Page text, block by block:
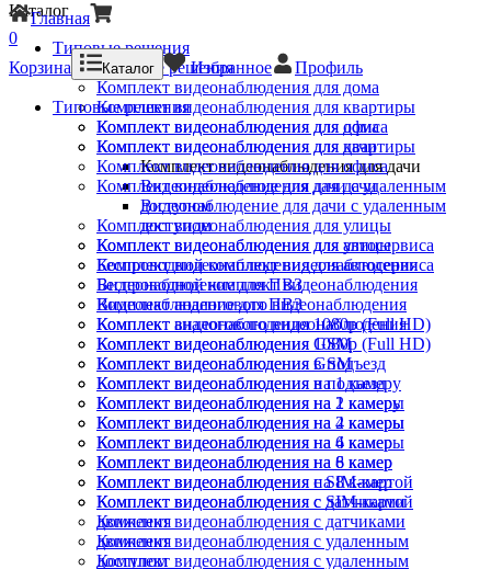
Каталог
Типовые решения
Типовые решения
Комплект видеонаблюдения для дома
Комплект видеонаблюдения для квартиры
Комплект видеонаблюдения для офиса
Комплект видеонаблюдения для дачи
Комплект видеонаблюдения для дачи
Видеонаблюдение для дачи с удаленным
доступом
Комплект видеонаблюдения для улицы
Комплект видеонаблюдения для автосервиса
Беспроводной комплект видеонаблюдения
Видеонаблюдение для ПВЗ
Комплект аналогового видеонаблюдения
Комплект видеонаблюдения 1080p (Full HD)
Комплект видеонаблюдения GSM
Комплект видеонаблюдения в подъезд
Комплект видеонаблюдения на 1 камеру
Комплект видеонаблюдения на 2 камеры
Комплект видеонаблюдения на 4 камеры
Комплект видеонаблюдения на 6 камер
Комплект видеонаблюдения на 8 камер
Комплект видеонаблюдения с SIM-картой
Комплект видеонаблюдения с датчиками
движения
Комплект видеонаблюдения с удаленным
доступом
Главная
0
Корзина
Каталог Избранное Профиль
Типовые решения
Комплект видеонаблюдения для дома
Комплект видеонаблюдения для квартиры
Комплект видеонаблюдения для офиса
Комплект видеонаблюдения для дачи
Видеонаблюдение для дачи с удаленным
доступом
Комплект видеонаблюдения для улицы
Комплект видеонаблюдения для автосервиса
Беспроводной комплект видеонаблюдения
Видеонаблюдение для ПВЗ
Комплект аналогового видеонаблюдения
Комплект видеонаблюдения 1080p (Full HD)
Комплект видеонаблюдения GSM
Комплект видеонаблюдения в подъезд
Комплект видеонаблюдения на 1 камеру
Комплект видеонаблюдения на 2 камеры
Комплект видеонаблюдения на 4 камеры
Комплект видеонаблюдения на 6 камер
Комплект видеонаблюдения на 8 камер
Комплект видеонаблюдения с SIM-картой
Комплект видеонаблюдения с датчиками
движения
Комплект видеонаблюдения с удаленным